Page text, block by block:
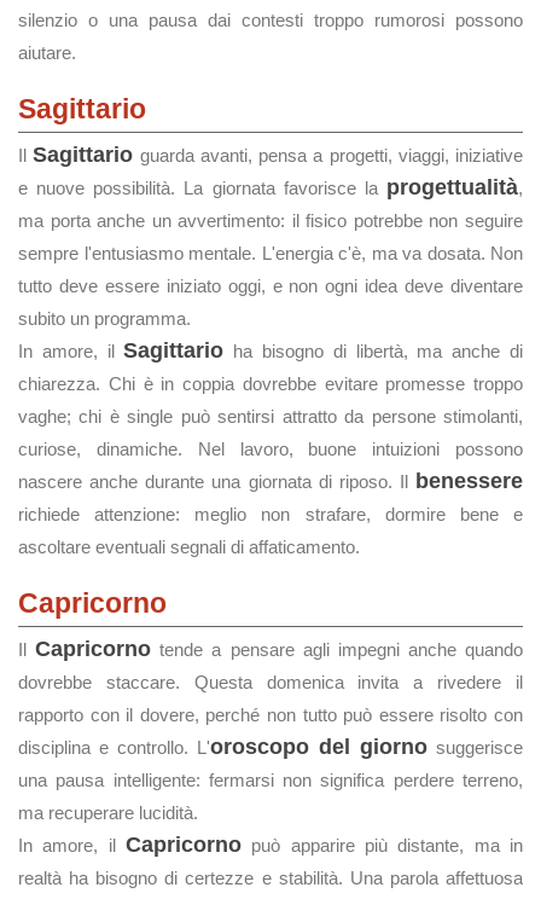
silenzio o una pausa dai contesti troppo rumorosi possono
aiutare.
Sagittario
IlSagittario guarda avanti, pensa a progetti, viaggi, iniziative
e nuove possibilità. La giornata favorisce la progettualità,
ma porta anche un avvertimento: il fisico potrebbe non seguire
sempre l'entusiasmo mentale. L'energia c'è, ma va dosata. Non
tutto deve essere iniziato oggi, e non ogni idea deve diventare
subito un programma.
In amore, ilSagittario ha bisogno di libertà, ma anche di
chiarezza. Chi è in coppia dovrebbe evitare promesse troppo
vaghe; chi è single può sentirsi attratto da persone stimolanti,
curiose, dinamiche. Nel lavoro, buone intuizioni possono
nascere anche durante una giornata di riposo. Il benessere
richiede attenzione: meglio non strafare, dormire bene e
ascoltare eventuali segnali di affaticamento.
Capricorno
IlCapricorno tende a pensare agli impegni anche quando
dovrebbe staccare. Questa domenica invita a rivedere il
rapporto con il dovere, perché non tutto può essere risolto con
disciplina e controllo. L'oroscopo del giorno suggerisce
una pausa intelligente: fermarsi non significa perdere terreno,
ma recuperare lucidità.
In amore, il Capricorno può apparire più distante, ma in
realtà ha bisogno di certezze e stabilità. Una parola affettuosa